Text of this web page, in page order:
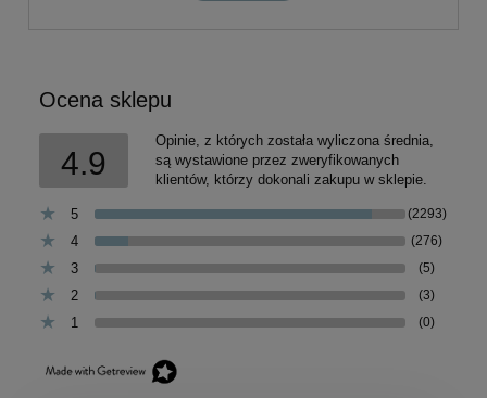
Ocena sklepu
4.9
Opinie, z których została wyliczona średnia,
są wystawione przez zweryfikowanych
klientów, którzy dokonali zakupu w sklepie.
5 (2293)
4 (276)
3 (5)
2 (3)
1 (0)